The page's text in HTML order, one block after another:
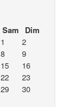
Sam
Dim
1
2
8
9
15
16
22
23
29
30